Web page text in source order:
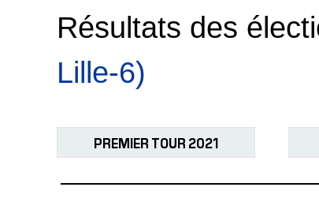
Résultats des
Lille-6)
PREMIER TOUR 2021